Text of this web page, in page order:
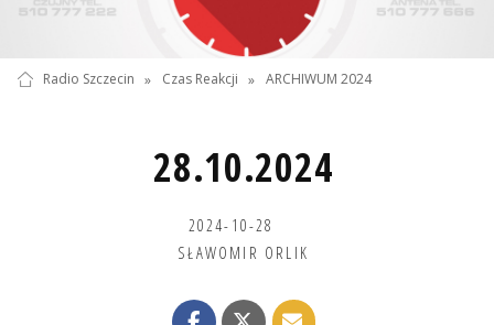
Radio Szczecin » Czas Reakcji » ARCHIWUM 2024
28.10.2024
2024-10-28
SŁAWOMIR ORLIK